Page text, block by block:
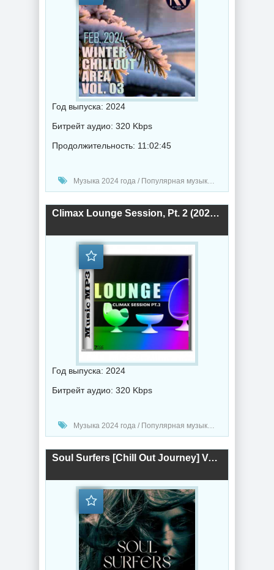
Год выпуска: 2024
Битрейт аудио: 320 Kbps
Продолжительность: 11:02:45
Музыка 2024 года / Популярная музыка / Музыка VA / Chillout music
Climax Lounge Session, Pt. 2 (2024) торрент
Год выпуска: 2024
Битрейт аудио: 320 Kbps
Музыка 2024 года / Популярная музыка / Музыка VA / Chillout music
Soul Surfers [Chill Out Journey] Vol. 1 (2024) торрент